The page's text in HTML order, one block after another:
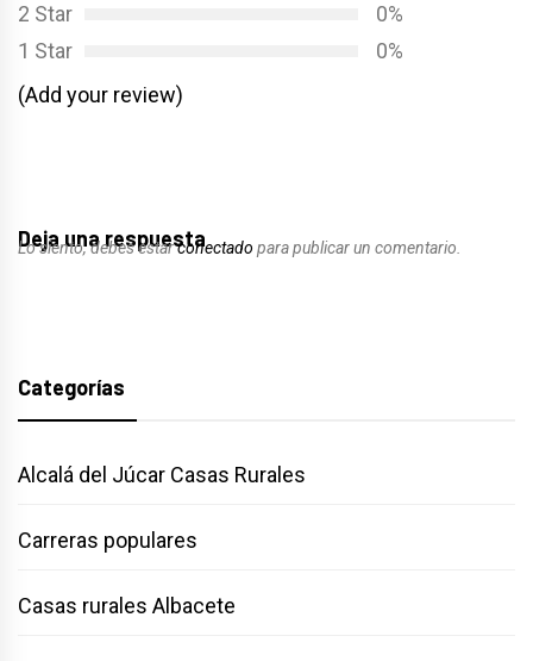
2 Star
0%
1 Star
0%
(Add your review)
Deja una respuesta
Lo siento, debes estarconectado para publicar un comentario.
Categorías
Alcalá del Júcar Casas Rurales
Carreras populares
Casas rurales Albacete